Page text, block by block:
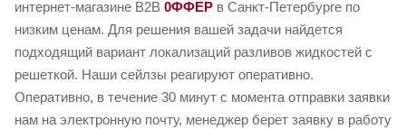
интернет-магазине B2B 0ФФЕР в Санкт-Петербурге по
низким ценам. Для решения вашей задачи найдется
подходящий вариант локализаций разливов жидкостей с
решеткой. Наши сейлзы реагируют оперативно.
Оперативно, в течение 30 минут с момента отправки заявки
нам на электронную почту, менеджер берет заявку в работу